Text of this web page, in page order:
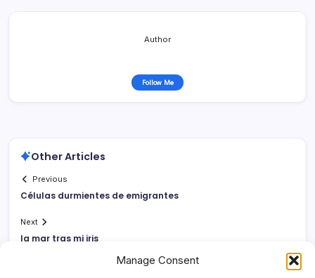
Manage Consent
Author
Follow Me
Other Articles
Previous
Células durmientes de emigrantes
Next
la mar tras mi iris